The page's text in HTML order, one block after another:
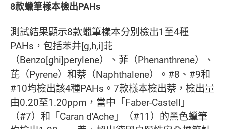
8款蠟筆樣本檢出PAHs
測試結果顯示8款蠟筆樣本分別檢出1至4種
PAHs，包括苯并[g,h,i]苝
（Benzo[ghi]perylene）、菲（Phenanthrene）、
芘（Pyrene）和萘（Naphthalene）。#8、#9和
#10均檢出該4種PAHs。7款樣本檢出萘，檢出量
由0.20至1.20ppm，當中「Faber-Castell」
（#7）和「Caran d'Ache」（#11）的黑色蠟筆